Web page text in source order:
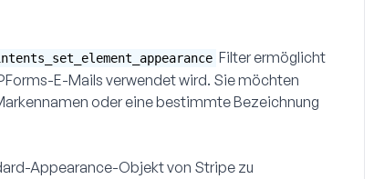
Filter ermöglicht
E-Mails verwendet wird. Sie möchten
oder eine bestimmte Bezeichnung
Appearance-Objekt von Stripe zu